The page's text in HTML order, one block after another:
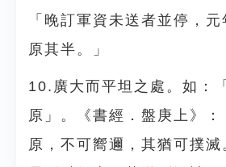
「晚訂軍資未送者並停，
原其半。」
10.廣大而平坦之處。如：
原」。《書經．盤庚上》
原，不可嚮邇，其猶可撲